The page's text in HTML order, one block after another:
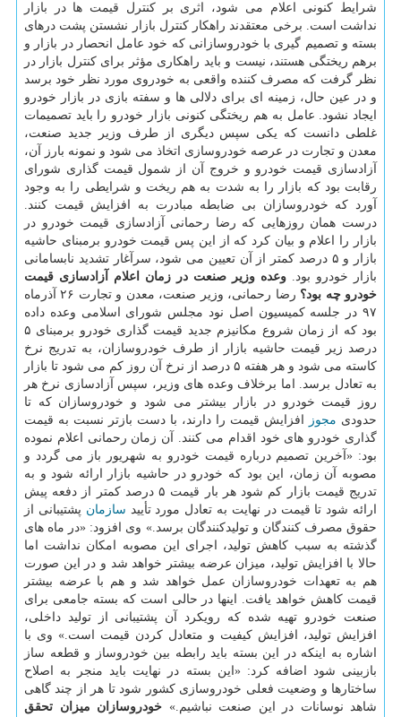
شرایط كنونی اعلام می شود، اثری بر كنترل قیمت ها در بازار
نداشت است. برخی معتقدند راهكار كنترل بازار نشستن پشت درهای
بسته و تصمیم گیری با خودروسازانی كه خود عامل انحصار در بازار و
برهم ریختگی هستند، نیست و باید راهكاری مؤثر برای كنترل بازار در
نظر گرفت كه مصرف كننده واقعی به خودروی مورد نظر خود برسد
و در عین حال، زمینه ای برای دلالی ها و سفته بازی در بازار خودرو
ایجاد نشود. عامل به هم ریختگی كنونی بازار خودرو را باید تصمیمات
غلطی دانست كه یكی سپس دیگری از طرف وزیر جدید صنعت،
معدن و تجارت در عرصه خودروسازی اتخاذ می شود و نمونه بارز آن،
آزادسازی قیمت خودرو و خروج آن از شمول قیمت گذاری شورای
رقابت بود كه بازار را به شدت به هم ریخت و شرایطی را به وجود
آورد كه خودروسازان بی ضابطه مبادرت به افزایش قیمت كنند.
درست همان روزهایی كه رضا رحمانی آزادسازی قیمت خودرو در
بازار را اعلام و بیان كرد كه از این پس قیمت خودرو برمبنای حاشیه
بازار و ۵ درصد كمتر از آن تعیین می شود، سرآغار تشدید نابسامانی
بازار خودرو بود. وعده وزیر صنعت در زمان اعلام آزادسازی قیمت
خودرو چه بود؟
رضا رحمانی، وزیر صنعت، معدن و تجارت ۲۶ آذرماه
۹۷ در جلسه كمیسیون اصل نود مجلس شورای اسلامی وعده داده
بود كه از زمان شروع مكانیزم جدید قیمت گذاری خودرو برمبنای ۵
درصد زیر قیمت حاشیه بازار از طرف خودروسازان، به تدریج نرخ
كاسته می شود و هر هفته ۵ درصد از نرخ آن روز كم می شود تا بازار
به تعادل برسد. اما برخلاف وعده های وزیر، سپس آزادسازی نرخ هر
روز قیمت خودرو در بازار بیشتر می شود و خودروسازان كه تا
حدودی مجوز
افزایش قیمت را دارند، با دست بازتر نسبت به قیمت
گذاری خودرو های خود اقدام می كنند. آن زمان رحمانی اعلام نموده
بود: «آخرین تصمیم درباره قیمت خودرو به شهریور باز می گردد و
مصوبه آن زمان، این بود كه خودرو در حاشیه بازار ارائه شود و به
تدریج قیمت بازار كم شود هر بار قیمت ۵ درصد كمتر از دفعه پیش
ارائه شود تا قیمت در نهایت به تعادل مورد تأیید سازمان پشتیبانی از
حقوق مصرف كنندگان و تولیدكنندگان برسد.» وی افزود: «در ماه های
گذشته به سبب كاهش تولید، اجرای این مصوبه امكان نداشت اما
حالا با افزایش تولید، میزان عرضه بیشتر خواهد شد و در این صورت
هم به تعهدات خودروسازان عمل خواهد شد و هم با عرضه بیشتر
قیمت كاهش خواهد یافت. اینها در حالی است كه بسته جامعی برای
صنعت خودرو تهیه شده كه رویكرد آن پشتیبانی از تولید داخلی،
افزایش تولید، افزایش كیفیت و متعادل كردن قیمت است.» وی با
اشاره به اینكه در این بسته باید رابطه بین خودروساز و قطعه ساز
بازبینی شود اضافه كرد: «این بسته در نهایت باید منجر به اصلاح
ساختارها و وضعیت فعلی خودروسازی كشور شود تا هر از چند گاهی
شاهد نوسانات در این صنعت نباشیم.» خودروسازان میزان تحقق